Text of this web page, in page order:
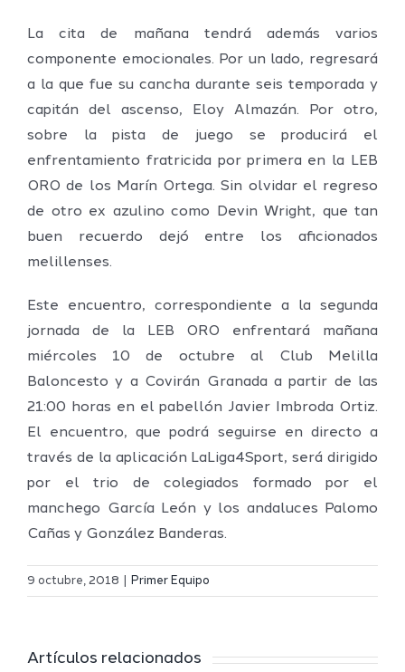
La cita de mañana tendrá además varios
componente emocionales. Por un lado, regresará
a la que fue su cancha durante seis temporada y
capitán del ascenso, Eloy Almazán. Por otro,
sobre la pista de juego se producirá el
enfrentamiento fratricida por primera en la LEB
ORO de los Marín Ortega. Sin olvidar el regreso
de otro ex azulino como Devin Wright, que tan
buen recuerdo dejó entre los aficionados
melillenses.
Este encuentro, correspondiente a la segunda
jornada de la LEB ORO enfrentará mañana
miércoles 10 de octubre al Club Melilla
Baloncesto y a Covirán Granada a partir de las
21:00 horas en el pabellón Javier Imbroda Ortiz.
El encuentro, que podrá seguirse en directo a
través de la aplicación LaLiga4Sport, será dirigido
por el trio de colegiados formado por el
manchego García León y los andaluces Palomo
Cañas y González Banderas.
9 octubre, 2018 Primer Equipo
Artículos relacionados
El Melilla
del